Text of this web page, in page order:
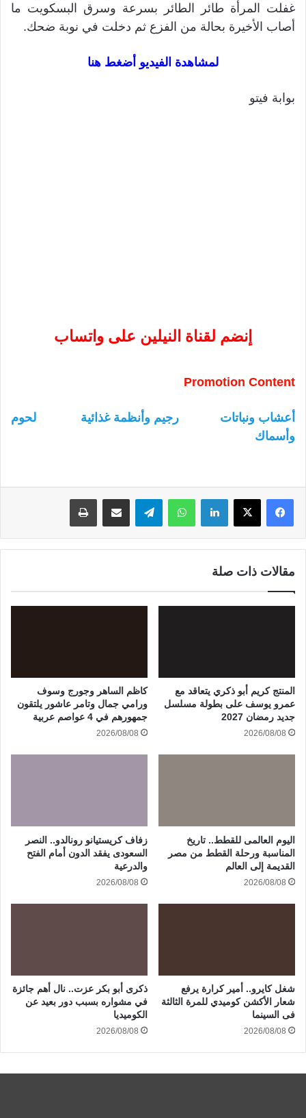
غفلت المرأة طائر الطائر بسرعة وسرق البسكويت ما
أصاب الأخيرة بحالة من الفزع ثم دخلت في نوبة ضحك.
لمشاهدة الفيديو أضغط هنا
بوابة فيتو
إنضم لقناة النيلين على واتساب
Promotion Content
أعشاب ونباتات رجيم وأنظمة غذائية
لحوم
وأسماك
لينكدإن واتساب
مقالات ذات صلة
المنتج كريم أبو ذكري يتعاقد مع
عمرو يوسف على بطولة مسلسل
جديد رمضان 2027
2026/08/08
كاظم الساهر وجورج وسوف
ورامي جمال وتامر عاشور يلتقون
جمهورهم في 4 عواصم عربية
2026/08/08
اليوم العالمى للقطط.. تاريخ
المناسبة ورحلة القطط من مصر
القديمة إلى العالم
2026/08/08
زفاف كريستيانو رونالدو.. النصر
السعودى يفقد الدون أمام الفتح
والدرعية
2026/08/08
شغل كايرو.. أمير كرارة يرفع
شعار الأكشن كوميدي للمرة الثالثة
فى السينما
2026/08/08
ذكرى أبو بكر عزت.. نال أهم جائزة
في مشواره بسبب دور بعيد عن
الكوميديا
2026/08/08